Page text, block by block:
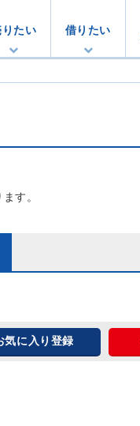
りたい 借りたい
す。
気に入り登録